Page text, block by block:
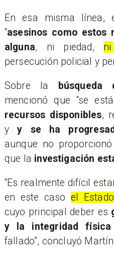
En esa misma línea,
“asesinos como estos
alguna, ni piedad,
persecución policial y
Sobre la búsqueda
mencionó que “se
recursos disponibles,
yy se ha
aunque no
que la investigación
“Es realmente difícil
en este casoel
cuyo principal deber es
y la integridad
fallado”, concluyó